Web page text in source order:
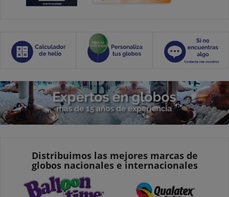
Distribuimos las mejores marcas de
globos nacionales e internacionales